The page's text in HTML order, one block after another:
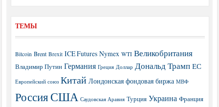
ТЕМЫ
Bitcoin Brent Brexit ICE Futures Nymex WTI Великобритания
Владимир Путин Германия Греция Доллар Дональд Трамп ЕС
Европейский союз Китай Лондонская фондовая биржа МВФ
РоссияСША Саудовская Аравия Турция Украина Франция